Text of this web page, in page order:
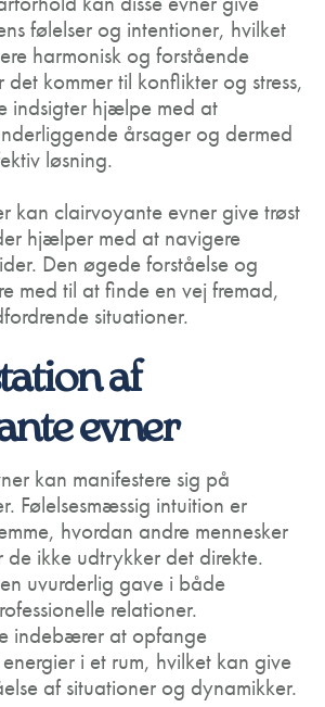
følelser og intentioner, hvilket
harmonisk og forstående
kommer til konflikter og stress,
indsigter hjælpe med at
årsager og dermed
løsning.
kan clairvoyante evner give trøst
hjælper med at navigere
Den øgede forståelse og
med til at finde en vej fremad,
situationer.
af
evner
kan manifestere sig på
Følelsesmæssig intuition er
hvordan andre mennesker
de ikke udtrykker det direkte.
uvurderlig gave i både
relationer.
indebærer at opfange
i et rum, hvilket kan give
af situationer og dynamikker.